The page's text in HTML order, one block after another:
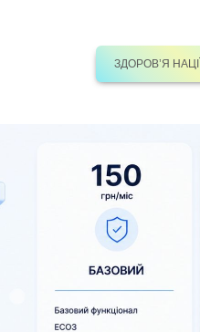
ЗДОРОВ’Я НАЦІЇ